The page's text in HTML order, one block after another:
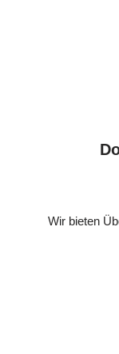
Wir bieten